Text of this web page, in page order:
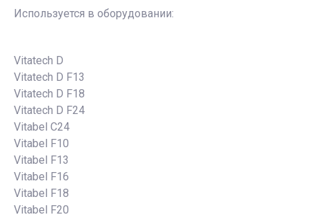
Используется в оборудовании:
Vitatech D
Vitatech D F13
Vitatech D F18
Vitatech D F24
Vitabel C24
Vitabel F10
Vitabel F13
Vitabel F16
Vitabel F18
Vitabel F20